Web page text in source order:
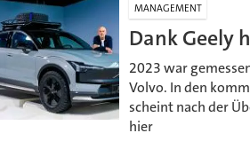
MANAGEMENT
Dank Geely
2023 war
Volvo. In den
scheint nach der
hier